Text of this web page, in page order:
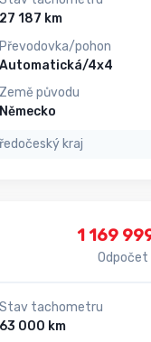
27 187 km
Převodovka/pohon
Automatická/4x4
Země původu
Německo
kraj
1 169
Odpočet
Stav tachometru
63 000 km